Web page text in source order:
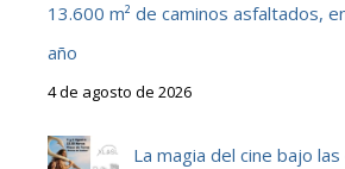
13.600 m² de caminos asfaltados,
año
4 de agosto de 2026
La magia del cine bajo